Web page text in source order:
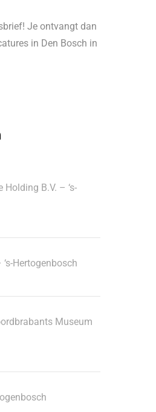
Je ontvangt dan
in Den Bosch in
B.V. – ‘s-
Hertogenbosch
Museum